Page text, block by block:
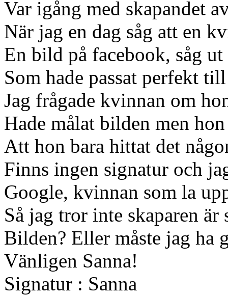
Var igång med skapandet
När jag en dag såg att en
En bild på facebook, såg
Som hade passat perfekt
Jag frågade kvinnan om
Hade målat bilden men
Att hon bara hittat det
Finns ingen signatur och
Google, kvinnan som la
Så jag tror inte skaparen är
Bilden? Eller måste jag ha
Vänligen Sanna!
Signatur : Sanna